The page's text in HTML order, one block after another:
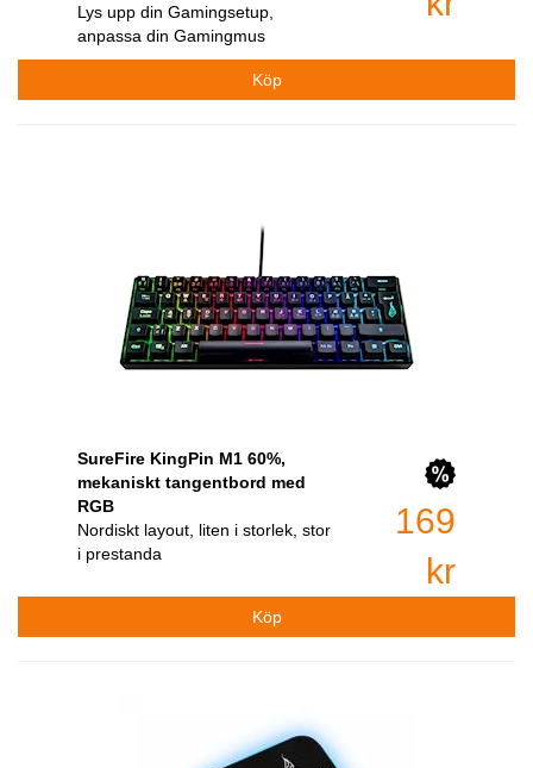
Lys upp din Gamingsetup,
anpassa din Gamingmus
SureFire KingPin M1 60%,
mekaniskt tangentbord med
RGB
Nordiskt layout, liten i storlek, stor
i prestanda
169
kr